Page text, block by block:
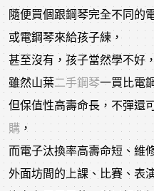
隨便買個跟鋼琴完全不同的
或電鋼琴來給孩子練，
甚至沒有，孩子當然學不好，
雖然山葉二手鋼琴一買比電
但保值性高壽命長，不彈還
購 ，
而電子汰換率高壽命短、維
外面坊間的上課、比賽、表